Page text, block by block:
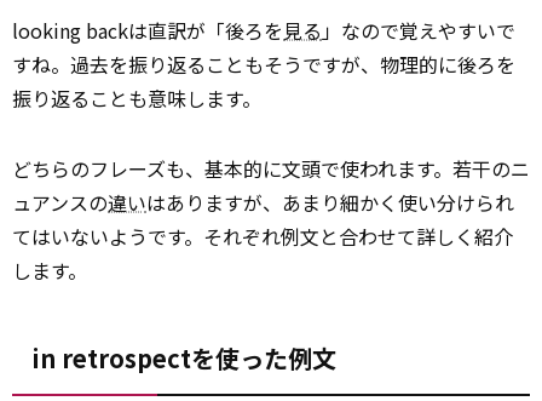
looking backは直訳が「後ろを見る」なので覚えやすいで
すね。過去を振り返ることもそうですが、物理的に後ろを
振り返ることも意味します。
どちらのフレーズも、基本的に文頭で使われます。若干のニ
ュアンスの違いはありますが、あまり細かく使い分けられ
てはいないようです。それぞれ例文と合わせて詳しく紹介
します。
in retrospectを使った例文